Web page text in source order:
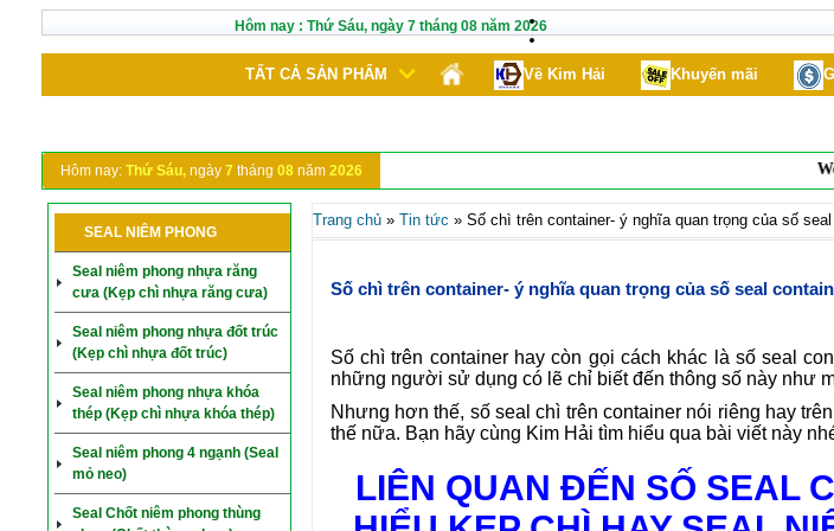
Hôm nay : Thứ Sáu, ngày 7 tháng 08 năm 2026
TẤT CẢ SẢN PHẨM Về Kim Hải Khuyến mãi
Hôm nay: Thứ Sáu, ngày 7 tháng 08 năm 2026
SEAL NIÊM PHONG
Seal niêm phong nhựa răng
cưa (Kẹp chì nhựa răng cưa)
Seal niêm phong nhựa đốt trúc
(Kẹp chì nhựa đốt trúc)
Seal niêm phong nhựa khóa
thép (Kẹp chì nhựa khóa thép)
Seal niêm phong 4 ngạnh (Seal
mỏ neo)
Seal Chốt niêm phong thùng
Trang chủ» Tin tức » Số chì trên container- ý nghĩa quan trọng của số
Số chì trên container- ý nghĩa quan trọng của số seal
Số chì trên container hay còn gọi cách khác là số seal
những người sử dụng có lẽ chỉ biết đến thông số này như
Nhưng hơn thế, số seal chì trên container nói riêng hay
thế nữa. Bạn hãy cùng Kim Hải tìm hiểu qua bài viết này
LIÊN QUAN ĐẾN SỐ SEAL